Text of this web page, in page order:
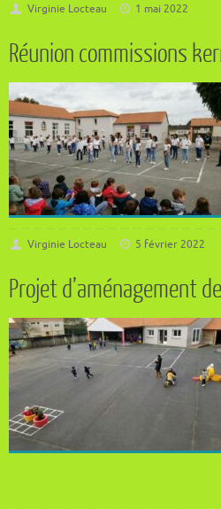
Virginie Locteau 1 mai 2022
Réunion commissions
Virginie Locteau 5 février 2022
Projet d’aménagement